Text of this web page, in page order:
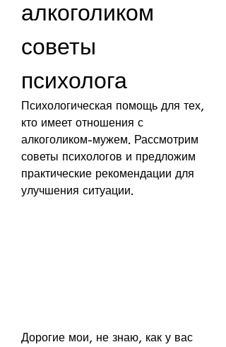
алкоголиком
советы
психолога
Психологическая помощь для тех,
кто имеет отношения с
алкоголиком-мужем. Рассмотрим
советы психологов и предложим
практические рекомендации для
улучшения ситуации.
Дорогие мои, не знаю, как у вас